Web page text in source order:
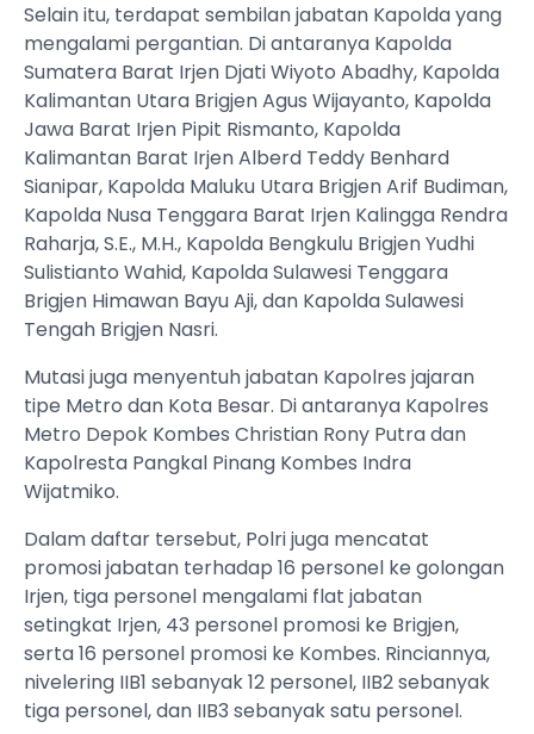
Selain itu, terdapat sembilan jabatan Kapolda yang
mengalami pergantian. Di antaranya Kapolda
Sumatera Barat Irjen Djati Wiyoto Abadhy, Kapolda
Kalimantan Utara Brigjen Agus Wijayanto, Kapolda
Jawa Barat Irjen Pipit Rismanto, Kapolda
Kalimantan Barat Irjen Alberd Teddy Benhard
Sianipar, Kapolda Maluku Utara Brigjen Arif Budiman,
Kapolda Nusa Tenggara Barat Irjen Kalingga Rendra
Raharja, S.E., M.H., Kapolda Bengkulu Brigjen Yudhi
Sulistianto Wahid, Kapolda Sulawesi Tenggara
Brigjen Himawan Bayu Aji, dan Kapolda Sulawesi
Tengah Brigjen Nasri.
Mutasi juga menyentuh jabatan Kapolres jajaran
tipe Metro dan Kota Besar. Di antaranya Kapolres
Metro Depok Kombes Christian Rony Putra dan
Kapolresta Pangkal Pinang Kombes Indra
Wijatmiko.
Dalam daftar tersebut, Polri juga mencatat
promosi jabatan terhadap 16 personel ke golongan
Irjen, tiga personel mengalami flat jabatan
setingkat Irjen, 43 personel promosi ke Brigjen,
serta 16 personel promosi ke Kombes. Rinciannya,
nivelering IIB1 sebanyak 12 personel, IIB2 sebanyak
tiga personel, dan IIB3 sebanyak satu personel.